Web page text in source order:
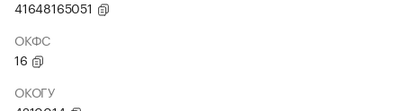
41648165051
ОКФС
16
ОКОГУ